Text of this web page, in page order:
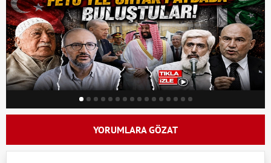
YORUMLARA GÖZAT